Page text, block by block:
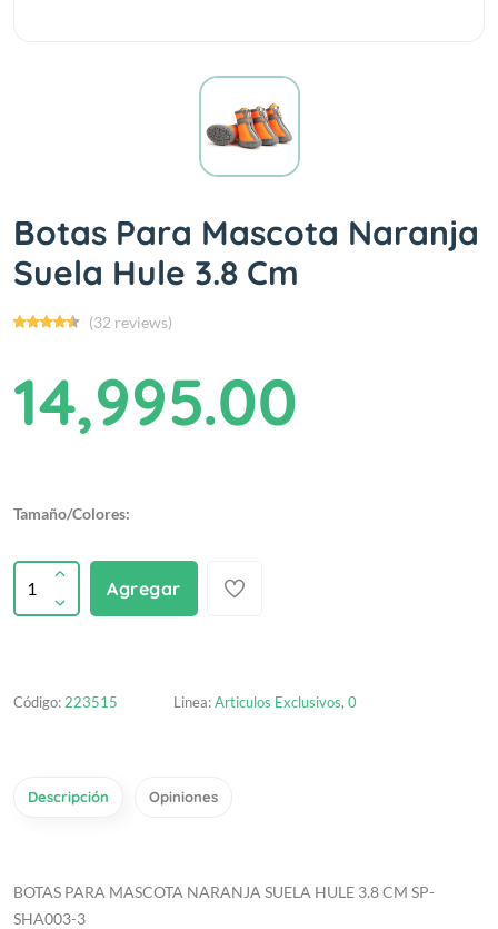
Botas Para Mascota Naranja
Suela Hule 3.8 Cm
(32 reviews)
14,995.00
Tamaño/Colores:
Agregar
Código: 223515 Linea:Articulos Exclusivos, 0
Descripción Opiniones
BOTAS PARA MASCOTA NARANJA SUELA HULE 3.8 CM SP-
SHA003-3